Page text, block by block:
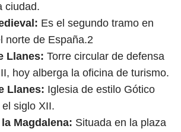
ciudad.
Es el segundo tramo en
norte de España.2​
Llanes: Torre circular de defensa
hoy alberga la oficina de turismo.
Llanes: Iglesia de estilo Gótico
siglo XII.
Magdalena: Situada en la plaza